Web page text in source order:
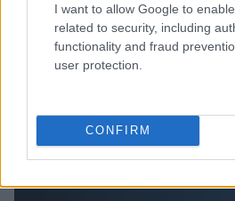
I want to allow Google to
related to security, including
functionality and fraud
user protection.
CONFIRM
«κίτρινα» και «κόκκινα»
αποζημιώσεις
Ποια είναι η (κυβερνητική)
οδικά έργα και τα